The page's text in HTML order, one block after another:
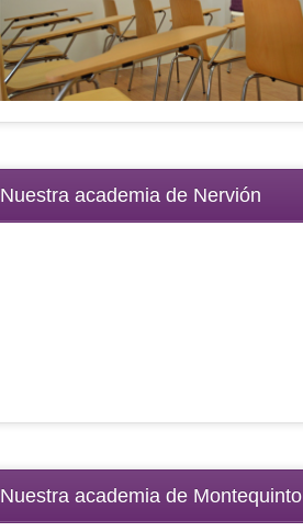
Nuestra academia de Nervión
Nuestra academia de Montequinto